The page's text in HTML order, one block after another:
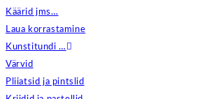
Käärid jms…
Laua korrastamine
Kunstitundi …
Värvid
Pliiatsid ja pintslid